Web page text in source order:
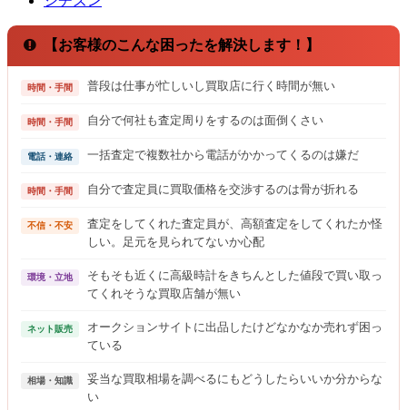
【お客様のこんな困ったを解決します！】
時間・手間 普段は仕事が忙しいし買取店に行く時間が無い
時間・手間 自分で何社も査定周りをするのは面倒くさい
電話・連絡 一括査定で複数社から電話がかかってくるのは嫌だ
時間・手間 自分で査定員に買取価格を交渉するのは骨が折れる
不信・不安
査定をしてくれた査定員が、高額査定をしてくれたか怪
しい。足元を見られてないか心配
環境・立地
そもそも近くに高級時計をきちんとした値段で買い取っ
てくれそうな買取店舗が無い
ネット販売
オークションサイトに出品したけどなかなか売れず困っ
ている
相場・知識
妥当な買取相場を調べるにもどうしたらいいか分からな
い